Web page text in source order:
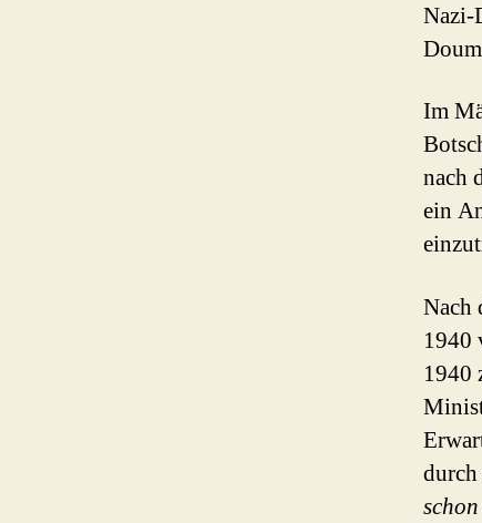
Nazi-
Im
nach
ein
Nach
1940
1940